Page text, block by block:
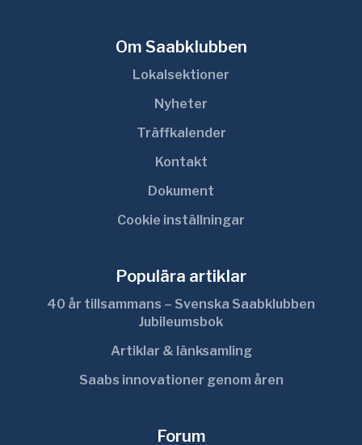
Om Saabklubben
Lokalsektioner
Nyheter
Träffkalender
Kontakt
Dokument
Cookie inställningar
Populära artiklar
40 år tillsammans – Svenska Saabklubben
Jubileumsbok
Artiklar & länksamling
Saabs innovationer genom åren
Forum